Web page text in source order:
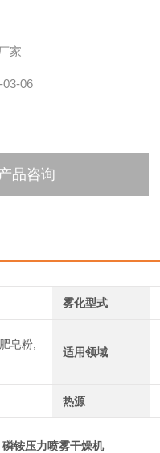
家
03-06
品咨询
雾化型式
皂粉,
适用领域
热源
磷铵压力喷雾干燥机